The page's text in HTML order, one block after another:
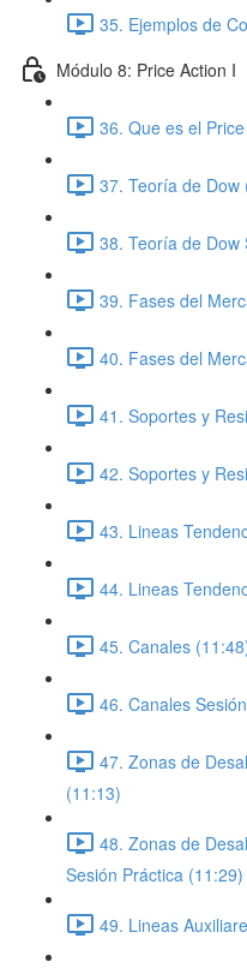
35. Ejemplos de
Módulo 8: Price Action I
36. Que es el
37. Teoría de Dow
38. Teoría de Dow
39. Fases del
40. Fases del
41. Soportes y
42. Soportes y
43. Lineas
44. Lineas
45. Canales
46. Canales
47. Zonas de
(11:13)
48. Zonas de
Sesión Práctica (11:29)
49. Lineas